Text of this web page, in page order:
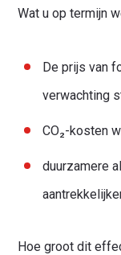
Wat u op termijn
De prijs van
verwachting
CO₂-kosten
duurzamere
Hoe groot dit